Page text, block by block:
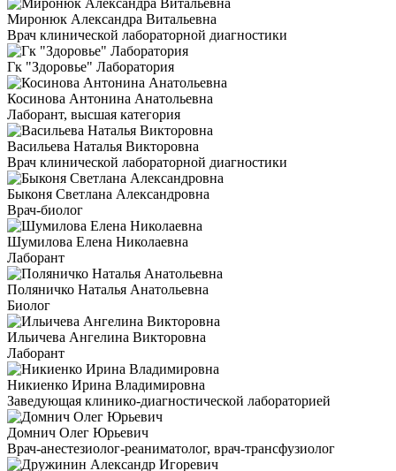
Миронюк Александра Витальевна
Врач клинической лабораторной диагностики
Гк "Здоровье" Лаборатория
Косинова Антонина Анатольевна
Лаборант, высшая категория
Васильева Наталья Викторовна
Врач клинической лабораторной диагностики
Быконя Светлана Александровна
Врач-биолог
Шумилова Елена Николаевна
Лаборант
Поляничко Наталья Анатольевна
Биолог
Ильичева Ангелина Викторовна
Лаборант
Никиенко Ирина Владимировна
Заведующая клинико-диагностической лабораторией
Домнич Олег Юрьевич
Врач-анестезиолог-реаниматолог, врач-трансфузиолог